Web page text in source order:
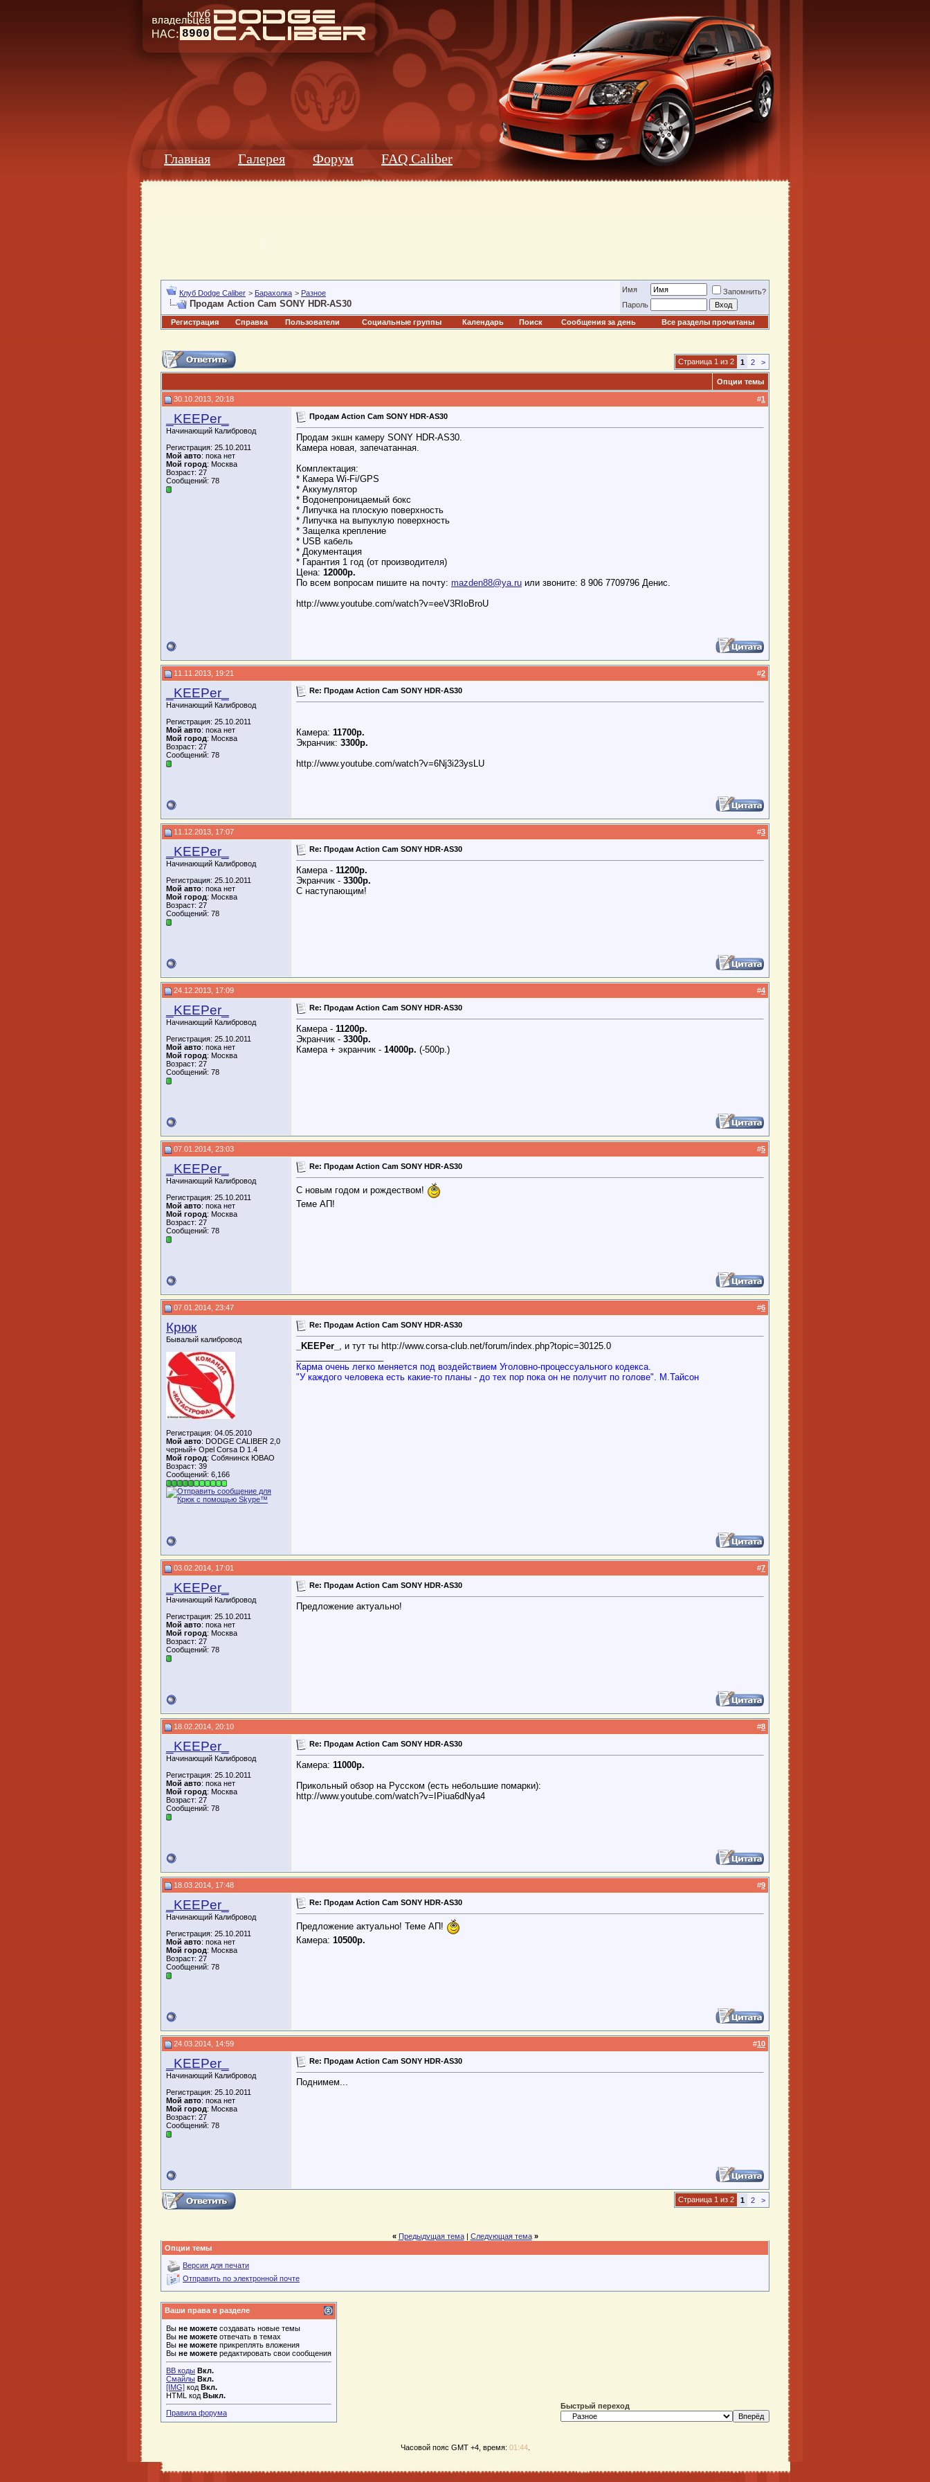
8900
Главная Галерея Форум FAQ Caliber
Клуб Dodge Caliber > Барахолка > Разное
Продам Action Cam SONY HDR-AS30
Имя
Запомнить?
Пароль
Регистрация Справка Пользователи Социальные группы Календарь Поиск Сообщения за день Все разделы прочитаны
Страница 1 из 2 1 2 >
Опции темы
30.10.2013, 20:18 #1
_KEEPer_
Начинающий Калибровод
Регистрация: 25.10.2011
Мой авто: пока нет
Мой город: Москва
Возраст: 27
Сообщений: 78
Продам Action Cam SONY HDR-AS30
Продам экшн камеру SONY HDR-AS30.
Камера новая, запечатанная.
Комплектация:
* Камера Wi-Fi/GPS
* Аккумулятор
* Водонепроницаемый бокс
* Липучка на плоскую поверхность
* Липучка на выпуклую поверхность
* Защелка крепление
* USB кабель
* Документация
* Гарантия 1 год (от производителя)
Цена: 12000р.
По всем вопросам пишите на почту: mazden88@ya.ru или звоните: 8 906 7709796 Денис.
http://www.youtube.com/watch?v=eeV3RIoBroU
11.11.2013, 19:21 #2
_KEEPer_
Начинающий Калибровод
Регистрация: 25.10.2011
Мой авто: пока нет
Мой город: Москва
Возраст: 27
Сообщений: 78
Re: Продам Action Cam SONY HDR-AS30
Камера: 11700р.
Экранчик: 3300р.
http://www.youtube.com/watch?v=6Nj3i23ysLU
11.12.2013, 17:07 #3
_KEEPer_
Начинающий Калибровод
Регистрация: 25.10.2011
Мой авто: пока нет
Мой город: Москва
Возраст: 27
Сообщений: 78
Re: Продам Action Cam SONY HDR-AS30
Камера - 11200р.
Экранчик - 3300р.
С наступающим!
24.12.2013, 17:09 #4
_KEEPer_
Начинающий Калибровод
Регистрация: 25.10.2011
Мой авто: пока нет
Мой город: Москва
Возраст: 27
Сообщений: 78
Re: Продам Action Cam SONY HDR-AS30
Камера - 11200р.
Экранчик - 3300р.
Камера + экранчик - 14000р. (-500р.)
07.01.2014, 23:03 #5
_KEEPer_
Начинающий Калибровод
Регистрация: 25.10.2011
Мой авто: пока нет
Мой город: Москва
Возраст: 27
Сообщений: 78
Re: Продам Action Cam SONY HDR-AS30
С новым годом и рождеством!
Теме АП!
07.01.2014, 23:47 #6
Крюк
Бывалый калибровод
Регистрация: 04.05.2010
Мой авто: DODGE CALIBER 2,0
черный+ Opel Corsa D 1.4
Мой город: Собянинск ЮВАО
Возраст: 39
Сообщений: 6,166
Re: Продам Action Cam SONY HDR-AS30
_KEEPer_ , и тут ты http://www.corsa-club.net/forum/index.php?topic=30125.0
Карма очень легко меняется под воздействием Уголовно-процессуального кодекса.
"У каждого человека есть какие-то планы - до тех пор пока он не получит по голове". М.Тайсон
03.02.2014, 17:01 #7
_KEEPer_
Начинающий Калибровод
Регистрация: 25.10.2011
Мой авто: пока нет
Мой город: Москва
Возраст: 27
Сообщений: 78
Re: Продам Action Cam SONY HDR-AS30
Предложение актуально!
18.02.2014, 20:10 #8
_KEEPer_
Начинающий Калибровод
Регистрация: 25.10.2011
Мой авто: пока нет
Мой город: Москва
Возраст: 27
Сообщений: 78
Re: Продам Action Cam SONY HDR-AS30
Камера: 11000р.
Прикольный обзор на Русском (есть небольшие помарки):
http://www.youtube.com/watch?v=IPiua6dNya4
18.03.2014, 17:48 #9
_KEEPer_
Начинающий Калибровод
Регистрация: 25.10.2011
Мой авто: пока нет
Мой город: Москва
Возраст: 27
Сообщений: 78
Re: Продам Action Cam SONY HDR-AS30
Предложение актуально! Теме АП!
Камера: 10500р.
24.03.2014, 14:59 #10
_KEEPer_
Начинающий Калибровод
Регистрация: 25.10.2011
Мой авто: пока нет
Мой город: Москва
Возраст: 27
Сообщений: 78
Re: Продам Action Cam SONY HDR-AS30
Поднимем...
Страница 1 из 2 1 2 >
« Предыдущая тема| Следующая тема »
Опции темы
Версия для печати
Отправить по электронной почте
Ваши права в разделе
Вы не можете создавать новые темы
Вы не можете отвечать в темах
Вы не можете прикреплять вложения
Вы не можете редактировать свои сообщения
BB коды Вкл.
Смайлы Вкл.
[IMG] код Вкл.
HTML код Выкл.
Правила форума
Быстрый переход
Часовой пояс GMT +4, время: 01:44.